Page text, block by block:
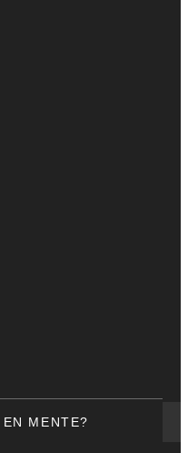
MENTE?